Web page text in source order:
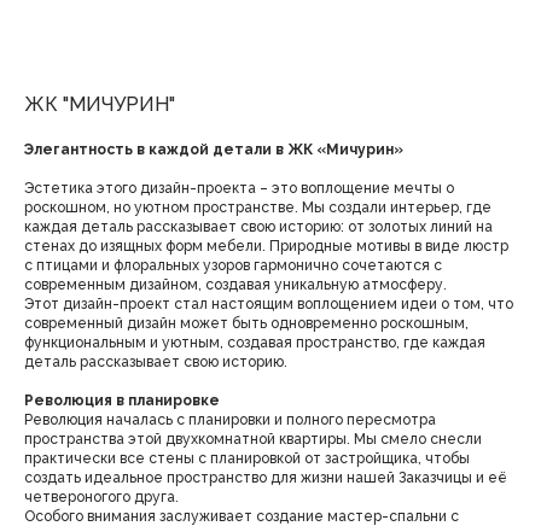
ЖК "МИЧУРИН"
Элегантность в каждой детали в ЖК «Мичурин»
Эстетика этого дизайн-проекта – это воплощение мечты о
роскошном, но уютном пространстве. Мы создали интерьер, где
каждая деталь рассказывает свою историю: от золотых линий на
стенах до изящных форм мебели. Природные мотивы в виде люстр
с птицами и флоральных узоров гармонично сочетаются с
современным дизайном, создавая уникальную атмосферу.
Этот дизайн-проект стал настоящим воплощением идеи о том, что
современный дизайн может быть одновременно роскошным,
функциональным и уютным, создавая пространство, где каждая
деталь рассказывает свою историю.
Революция в планировке
Революция началась с планировки и полного пересмотра
пространства этой двухкомнатной квартиры. Мы смело снесли
практически все стены с планировкой от застройщика, чтобы
создать идеальное пространство для жизни нашей Заказчицы и её
четвероногого друга.
Особого внимания заслуживает создание мастер-спальни с